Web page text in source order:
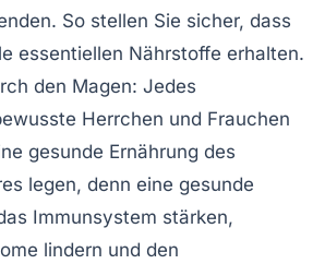
So stellen Sie sicher, dass
essentiellen Nährstoffe erhalten.
den Magen: Jedes
Herrchen und Frauchen
gesunde Ernährung des
legen, denn eine gesunde
Immunsystem stärken,
lindern und den